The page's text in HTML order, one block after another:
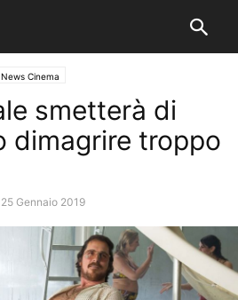
News Cinema
smetterà di
dimagrire troppo
25 Gennaio 2019